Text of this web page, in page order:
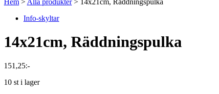
Hem > Alla produkter> 14x21cm, Räddningspulka
Info-skyltar
14x21cm, Räddningspulka
151,25:-
10 st i lager